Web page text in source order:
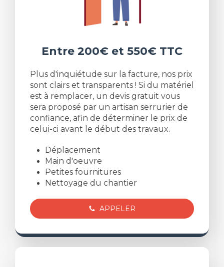
Entre 200€ et 550€ TTC
Plus d'inquiétude sur la facture, nos prix
sont clairs et transparents ! Si du matériel
est à remplacer, un devis gratuit vous
sera proposé par un artisan serrurier de
confiance, afin de déterminer le prix de
celui-ci avant le début des travaux.
Déplacement
Main d'oeuvre
Petites fournitures
Nettoyage du chantier
APPELER